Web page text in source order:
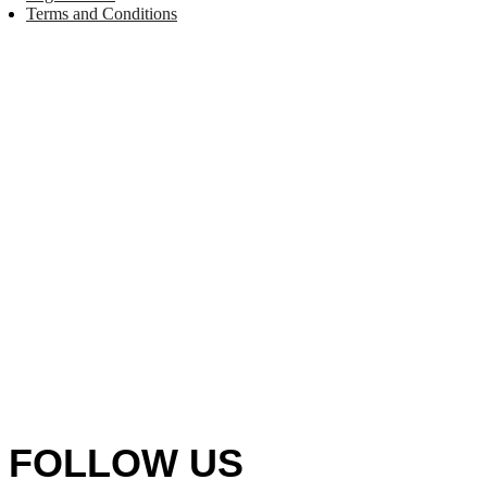
Terms and Conditions
FOLLOW US